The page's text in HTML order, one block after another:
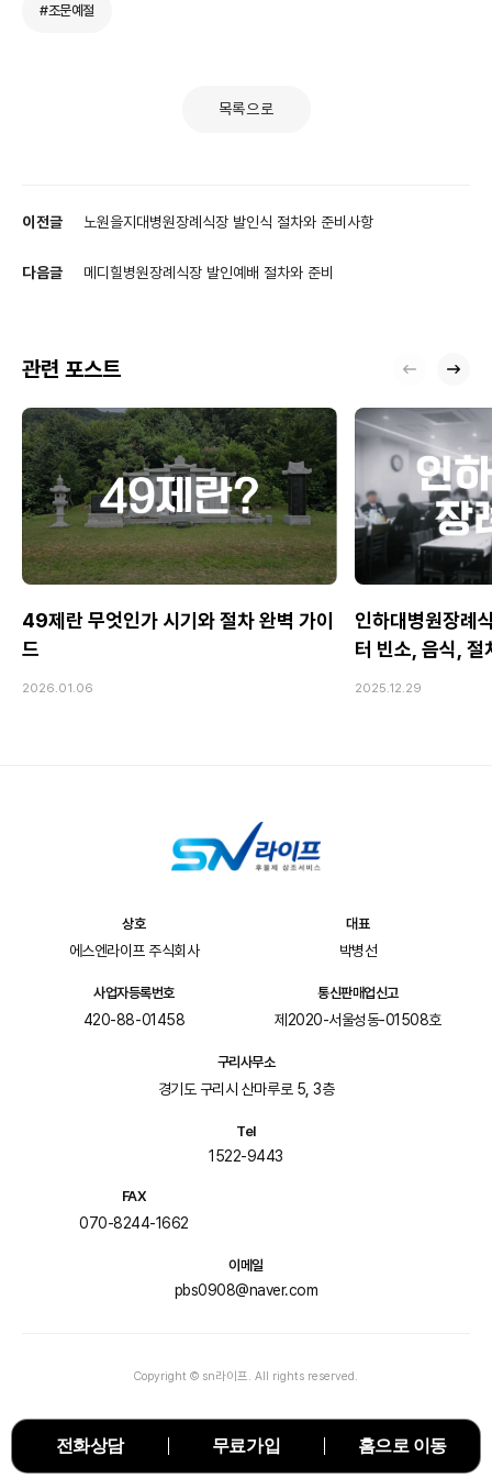
전화상담 무료가입 홈으로 이동
#조문예절
목록으로
이전글 노원을지대병원장례식장 발인식 절차와 준비사항
다음글 메디힐병원장례식장 발인예배 절차와 준비
관련 포스트
49제란 무엇인가 시기와 절차 완벽 가이
드
2026.01.06
인하대병원장례
터 빈소, 음식, 절
2025.12.29
상호
에스엔라이프 주식회사
대표
박병선
사업자등록번호
420-88-01458
통신판매업신고
제2020-서울성동-01508호
구리사무소
경기도 구리시 산마루로 5, 3층
Tel
1522-9443
FAX
070-8244-1662
이메일
pbs0908@naver.com
Copyright © sn라이프. All rights reserved.